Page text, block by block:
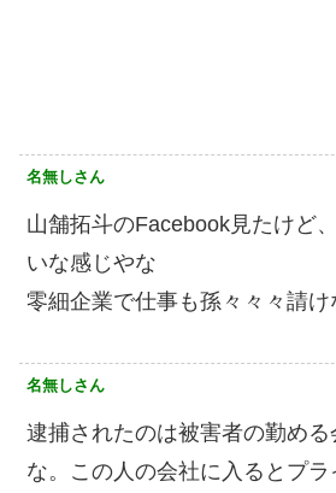
名無しさん
山舗拓斗のFacebook見たけど
いな感じやな
零細企業で仕事も孫々々々請け
名無しさん
逮捕されたのは被害者の勤める
な。この人の会社に入るとプ